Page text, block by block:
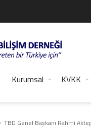
Kurumsal KVKK
TBD Genel Başkanı Rahmi